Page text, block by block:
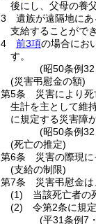
後にし、父母の養
3
遺族が遠隔地にあ
支給することができ
4
前3項の場合にお
す。
(昭50条例
(災害弔慰金の額)
第5条
災害により
生計を主として維
に規定する災害障
(昭50条例
(死亡の推定)
第6条
災害の際現
(支給の制限)
第7条
災害弔慰金は
(1)
当該死亡者の
(2)
令第2条に規
(平31条例7